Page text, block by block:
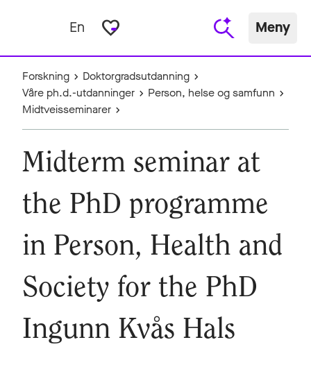
En favorite_border Meny
Forskning
Doktorgradsutdanning
Våre ph.d.-utdanninger
Person, helse og samfunn
Midtveisseminarer
Midterm seminar at
the PhD programme
in Person, Health and
Society for the PhD
Ingunn Kvås Hals